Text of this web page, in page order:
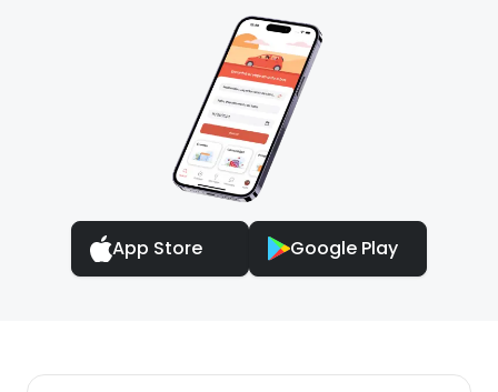
App Store Google Play